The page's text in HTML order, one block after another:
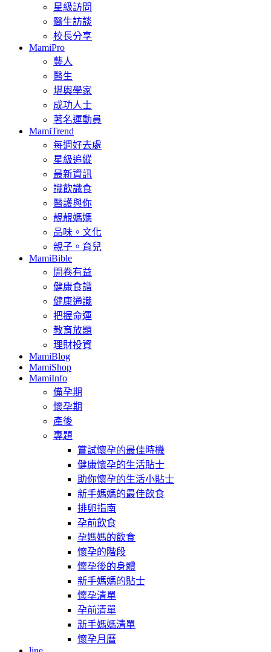
星級訪問
醫生訪談
校長分享
MamiPro
藝人
醫生
堪輿學家
成功人士
著名運動員
MamiTrend
每週好去處
星級追縱
最新資訊
識飲識食
醫護與你
靚靚媽媽
品味。文化
親子。育兒
MamiBible
開卷有益
健康食譜
健康通識
把握命運
教育放題
理財投資
MamiBlog
MamiShop
MamiInfo
備孕期
懷孕期
產後
專題
嘗試懷孕的最佳時機
健康懷孕的生活貼士
助你懷孕的生活小貼士
新手媽媽的最佳飲食
排卵指南
孕前飲食
孕媽媽的飲食
懷孕的階段
懷孕後的身體
新手媽媽的貼士
懷孕清單
孕前清單
新手媽媽清單
懷孕月曆